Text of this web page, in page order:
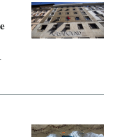
Idee
calcio 2026